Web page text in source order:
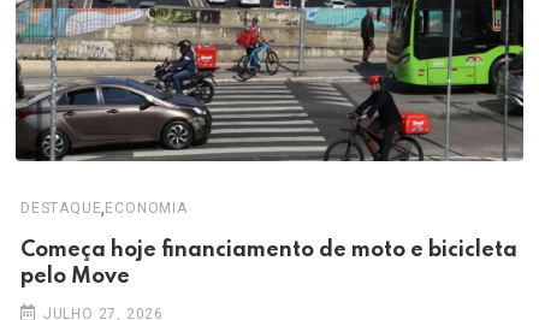
DESTAQUE, ECONOMIA
Começa hoje financiamento de moto e bicicleta
pelo Move
JULHO 27, 2026